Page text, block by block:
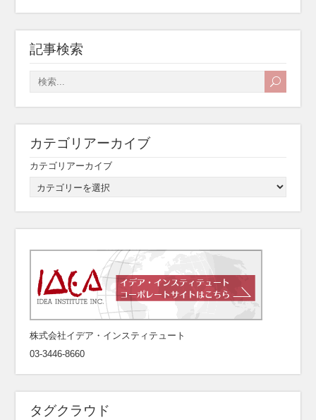
記事検索
カテゴリアーカイブ
カテゴリアーカイブ
株式会社イデア・インスティテュート
03-3446-8660
タグクラウド